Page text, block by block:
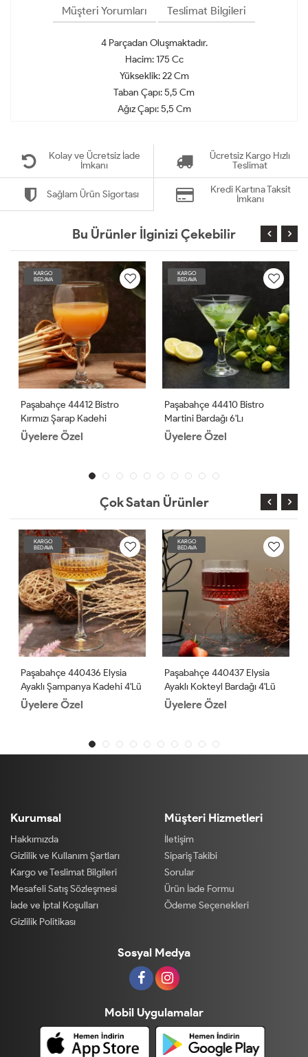
Müşteri Yorumları Teslimat Bilgileri
4 Parçadan Oluşmaktadır.
Hacim: 175 Cc
Yükseklik: 22 Cm
Taban Çapı: 5,5 Cm
Ağız Çapı: 5,5 Cm
Kolay ve Ücretsiz İade
İmkanı
Ücretsiz Kargo Hızlı
Teslimat
Sağlam Ürün Sigortası
Kredi Kartına Taksit
İmkanı
Bu Ürünler İlginizi Çekebilir
KARGO
BEDAVA
Paşabahçe 44412 Bistro
Kırmızı Şarap Kadehi
Üyelere Özel
KARGO
BEDAVA
Paşabahçe 44410 Bistro
Martini Bardağı 6'lı
Üyelere Özel
Çok Satan Ürünler
KARGO
BEDAVA
Paşabahçe 440436 Elysia
Ayaklı Şampanya Kadehi 4'lü
Üyelere Özel
KARGO
BEDAVA
Paşabahçe 440437 Elysia
Ayaklı Kokteyl Bardağı 4'lü
Üyelere Özel
Kurumsal
Hakkımızda
Gizlilik ve Kullanım Şartları
Kargo ve Teslimat Bilgileri
Mesafeli Satış Sözleşmesi
İade ve İptal Koşulları
Gizlilik Politikası
Müşteri Hizmetleri
İletişim
Sipariş Takibi
Sorular
Ürün İade Formu
Ödeme Seçenekleri
Sosyal Medya
Mobil Uygulamalar